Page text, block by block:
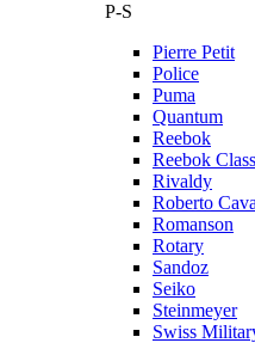
P-S
Pierre Petit
Police
Puma
Quantum
Reebok
Reebok
Rivaldy
Roberto
Romanson
Rotary
Sandoz
Seiko
Steinmeyer
Swiss